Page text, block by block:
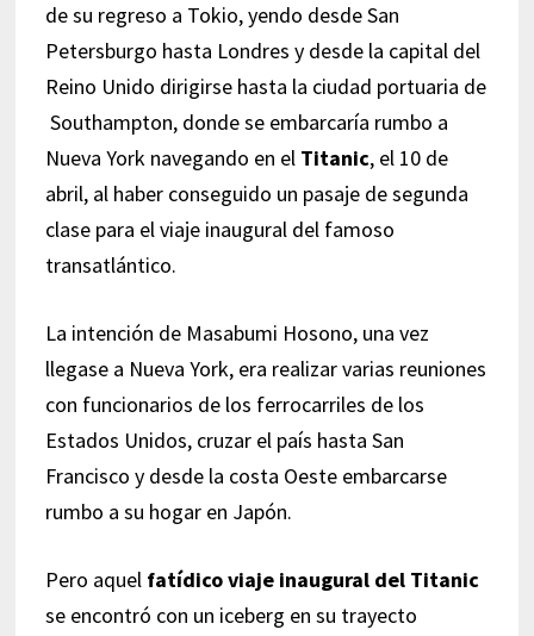
de su regreso a Tokio, yendo desde San
Petersburgo hasta Londres y desde la capital del
Reino Unido dirigirse hasta la ciudad portuaria de
Southampton, donde se embarcaría rumbo a
Nueva York navegando en el Titanic, el 10 de
abril, al haber conseguido un pasaje de segunda
clase para el viaje inaugural del famoso
transatlántico.
La intención de Masabumi Hosono, una vez
llegase a Nueva York, era realizar varias reuniones
con funcionarios de los ferrocarriles de los
Estados Unidos, cruzar el país hasta San
Francisco y desde la costa Oeste embarcarse
rumbo a su hogar en Japón.
Pero aquel fatídico viaje inaugural del Titanic
se encontró con un iceberg en su trayecto